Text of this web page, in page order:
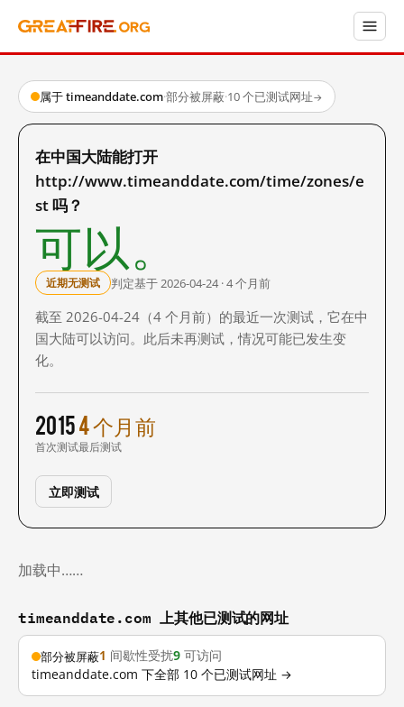
属于 timeanddate.com·部分被屏蔽·10 个已测试网址→
在中国大陆能打开
http://www.timeanddate.com/time/zones/e
st 吗？
可以。
近期无测试 判定基于 2026-04-24 · 4 个月前
截至 2026-04-24（4 个月前）的最近一次测试，它在中
国大陆可以访问。此后未再测试，情况可能已发生变
化。
2015
首次测试
4 个月前
最后测试
立即测试
加载中……
timeanddate.com 上其他已测试的网址
部分被屏蔽1 间歇性受扰9 可访问
timeanddate.com 下全部 10 个已测试网址 →